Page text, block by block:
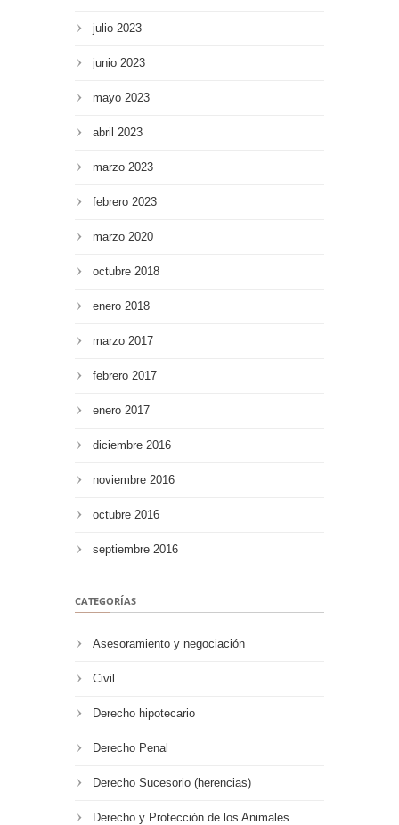
julio 2023
junio 2023
mayo 2023
abril 2023
marzo 2023
febrero 2023
marzo 2020
octubre 2018
enero 2018
marzo 2017
febrero 2017
enero 2017
diciembre 2016
noviembre 2016
octubre 2016
septiembre 2016
CATEGORÍAS
Asesoramiento y negociación
Civil
Derecho hipotecario
Derecho Penal
Derecho Sucesorio (herencias)
Derecho y Protección de los Animales